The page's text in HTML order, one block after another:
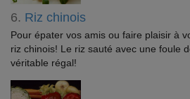
6. Riz chinois
Pour épater vos amis ou faire plaisir à
riz chinois! Le riz sauté avec une foule
véritable régal!